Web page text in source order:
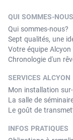
QUI SOMMES-
Qui sommes-nous?
Sept qualités, une
Votre équipe Alcyon
Chronologie d'un
SERVICES ALCYON
Mon installation
La salle de
Le goût de
INFOS PRATIQUES